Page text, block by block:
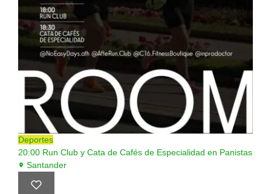
Deportes
20:00 Run Club y Cata de Cafés de Especialidad en Panistas
Santander